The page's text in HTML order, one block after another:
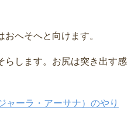
へそへと向けます。
らします。お尻は突き出す感
ャーラ・アーサナ）のやり